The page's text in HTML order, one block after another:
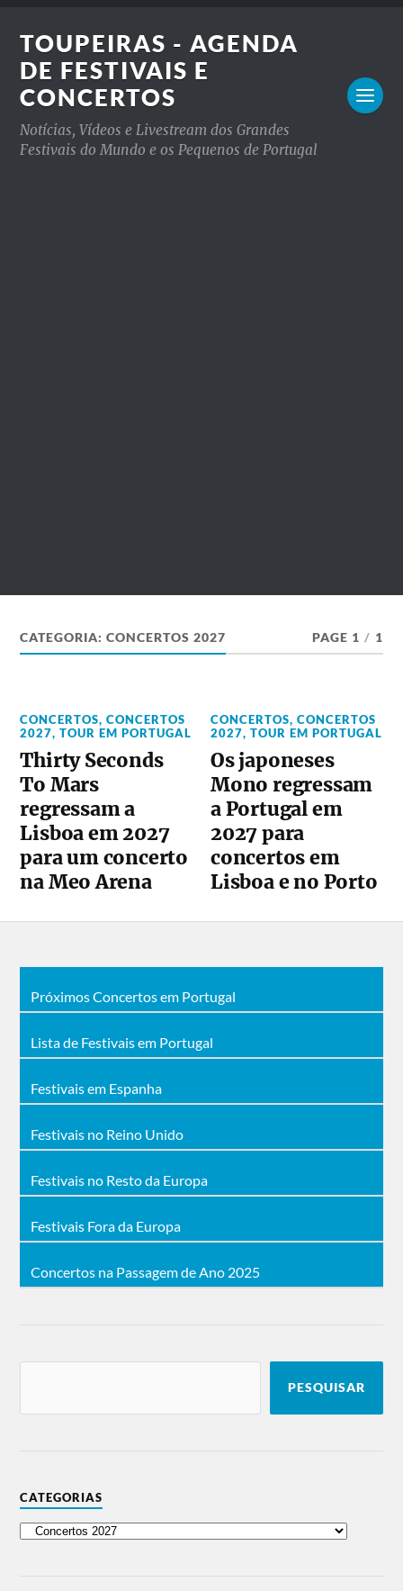
TOUPEIRAS - AGENDA
DE FESTIVAIS E
CONCERTOS
Notícias, Vídeos e Livestream dos Grandes
Festivais do Mundo e os Pequenos de Portugal
CATEGORIA:CONCERTOS 2027 PAGE 1 / 1
CONCERTOS,CONCERTOS
2027,TOUR EM PORTUGAL
Thirty Seconds
To Mars
regressam a
Lisboa em 2027
para um concerto
na Meo Arena
CONCERTOS,CONCERTOS
2027,TOUR EM PORTUGAL
Os japoneses
Mono regressam
a Portugal em
2027 para
concertos em
Lisboa e no Porto
Próximos Concertos em Portugal
Lista de Festivais em Portugal
Festivais em Espanha
Festivais no Reino Unido
Festivais no Resto da Europa
Festivais Fora da Europa
Concertos na Passagem de Ano 2025
PESQUISAR
CATEGORIAS